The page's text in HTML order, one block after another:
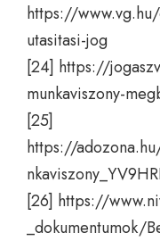
https://
utasitasi-jog
[24] https://
munkaviszony-
[25]
https://
[26] https://
_dokumentumok/